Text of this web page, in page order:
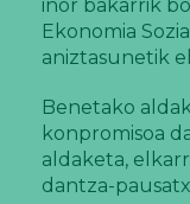
inor bakarrik
Ekonomia
aniztasunetik
Benetako
konpromisoa
aldaketa,
dantza-